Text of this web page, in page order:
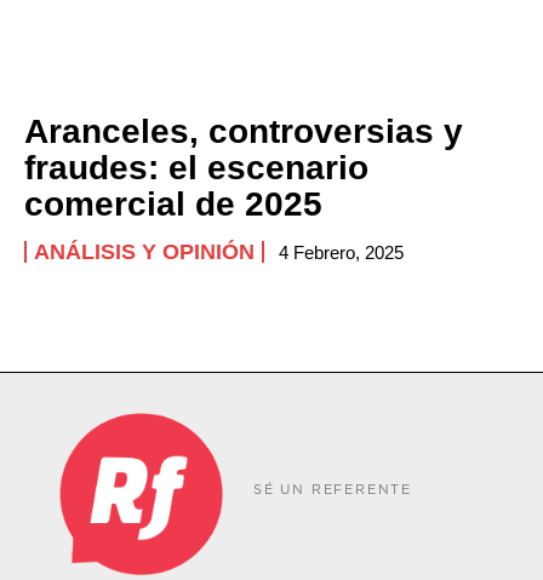
Aranceles, controversias y
fraudes: el escenario
comercial de 2025
ANÁLISIS Y OPINIÓN 4 Febrero, 2025
SÉ UN REFERENTE